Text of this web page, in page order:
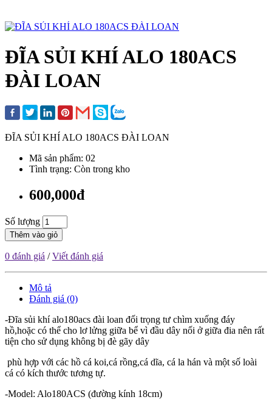
ĐĨA SỦI KHÍ ALO 180ACS
ĐÀI LOAN
ĐĨA SỦI KHÍ ALO 180ACS ĐÀI LOAN
Mã sản phẩm: 02
Tình trạng: Còn trong kho
600,000đ
Số lượng
Thêm vào giỏ
0 đánh giá /Viết đánh giá
Mô tả
Đánh giá (0)
-Đĩa sủi khí alo180acs đài loan đối trọng tư chìm xuống đáy
hồ,hoặc có thể cho lơ lửng giữa bể vì đầu dây nối ở giữa đia nên rất
tiện cho sử dụng không bị đè gãy dây
phù hợp với các hồ cá koi,cá rồng,cá dĩa, cá la hán và một số loài
cá có kích thước tương tự.
-Model: Alo180ACS (đường kính 18cm)